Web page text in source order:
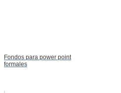
Fondos para power point
formales